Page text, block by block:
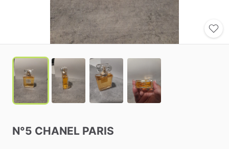
N°5 CHANEL PARIS